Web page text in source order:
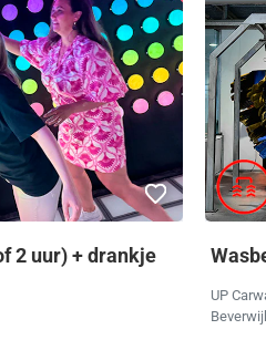
2 uur) + drankje
UP